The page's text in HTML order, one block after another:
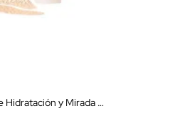
Pack Two Poles Iconic Care Hidratación y Mirada Radiante